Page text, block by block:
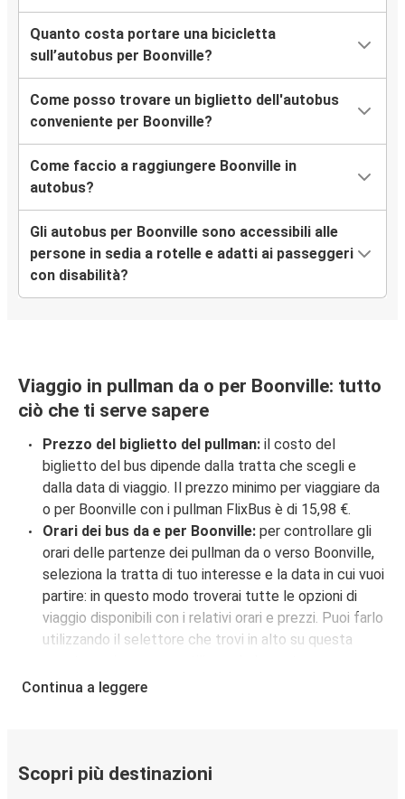
Quanto costa portare una bicicletta
sull’autobus per Boonville?
Come posso trovare un biglietto dell'autobus
conveniente per Boonville?
Come faccio a raggiungere Boonville in
autobus?
Gli autobus per Boonville sono accessibili alle
persone in sedia a rotelle e adatti ai passeggeri
con disabilità?
Viaggio in pullman da o per Boonville: tutto
ciò che ti serve sapere
Prezzo del biglietto del pullman: il costo del
biglietto del bus dipende dalla tratta che scegli e
dalla data di viaggio. Il prezzo minimo per viaggiare da
o per Boonville con i pullman FlixBus è di 15,98 €.
Orari dei bus da e per Boonville: per controllare gli
orari delle partenze dei pullman da o verso Boonville,
seleziona la tratta di tuo interesse e la data in cui vuoi
partire: in questo modo troverai tutte le opzioni di
viaggio disponibili con i relativi orari e prezzi. Puoi farlo
utilizzando il selettore che trovi in alto su questa
interattiva.
pagina.
Continua a leggere
Scopri più destinazioni